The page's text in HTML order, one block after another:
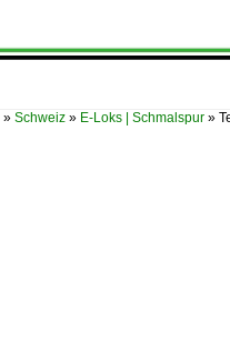
» Schweiz » E-Loks | Schmalspur »